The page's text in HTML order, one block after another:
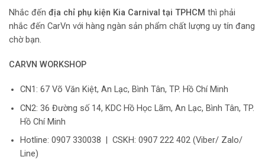
Nhắc đến địa chỉ phụ kiện Kia Carnival tại TPHCM thì phải
nhắc đến CarVn với hàng ngàn sản phẩm chất lượng uy tín đang
chờ bạn.
CARVN WORKSHOP
CN1: 67 Võ Văn Kiệt, An Lạc, Bình Tân, TP. Hồ Chí Minh
CN2: 36 Đường số 14, KDC Hồ Học Lãm, An Lạc, Bình Tân, TP.
Hồ Chí Minh
Hotline: 0907 330038 | CSKH: 0907 222 402 (Viber/ Zalo/
Line)